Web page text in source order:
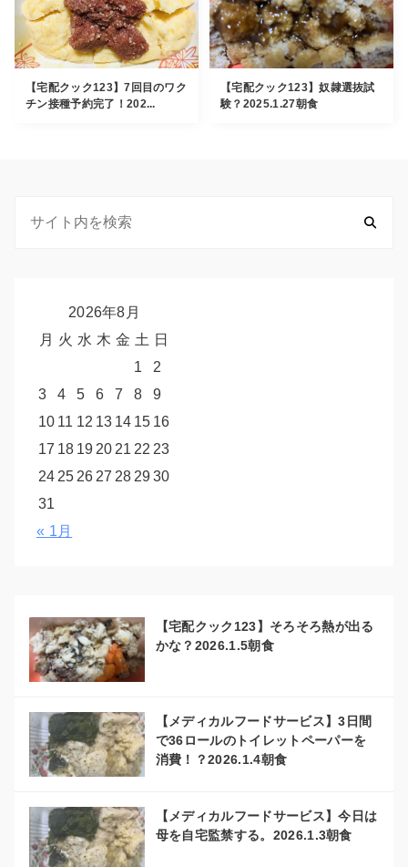
【宅配クック123】7回目のワク
チン接種予約完了！202...
【宅配クック123】奴隷選抜試
験？2025.1.27朝食
2026年8月
月 火 水 木 金 土 日
1
2
3
4 5 6 7 8
9
10 11 12 13 14 15 16
17 18 19 20 21 22 23
24 25 26 27 28 2930
31
« 1月
【宅配クック123】そろそろ熱が出る
かな？2026.1.5朝食
【メディカルフードサービス】3日間
で36ロールのトイレットペーパーを
消費！？2026.1.4朝食
【メディカルフードサービス】今日は
母を自宅監禁する。2026.1.3朝食